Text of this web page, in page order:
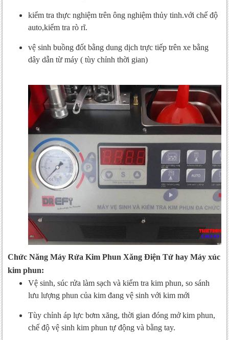
kiểm tra thực nghiệm trên ông nghiệm thủy tinh.với chế độ
auto,kiểm tra rò rĩ.
vệ sinh buồng đốt bằng dung dịch trực tiếp trên xe bằng
dây dẫn từ máy ( tùy chỉnh thời gian)
Chức Năng Máy Rửa Kim Phun Xăng Điện Tử hay Máy xúc
kim phun:
Vệ sinh, súc rửa làm sạch và kiểm tra kim phun, so sánh
lưu lượng phun của kim đang vệ sinh với kim mới
Tùy chỉnh áp lực bơm xăng, thời gian đóng mở kim phun,
chế độ vệ sinh kim phun tự động và bằng tay.